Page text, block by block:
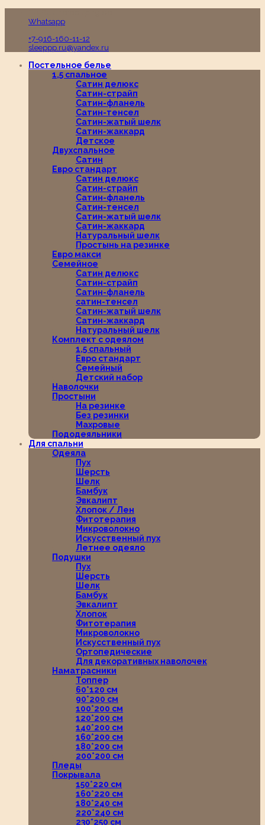
Whatsapp
+7-916-160-11-12
sleeppp.ru@yandex.ru
Постельное белье
1,5 спальное
Сатин делюкс
Сатин-страйп
Сатин-фланель
Сатин-тенсел
Сатин-жатый шелк
Сатин-жаккард
Детское
Двухспальное
Сатин
Евро стандарт
Сатин делюкс
Сатин-страйп
Сатин-фланель
Сатин-тенсел
Сатин-жатый шелк
Сатин-жаккард
Натуральный шелк
Простынь на резинке
Евро макси
Семейное
Сатин делюкс
Сатин-страйп
Сатин-фланель
сатин-тенсел
Сатин-жатый шелк
Сатин-жаккард
Натуральный шелк
Комплект с одеялом
1,5 спальный
Евро стандарт
Семейный
Детский набор
Наволочки
Простыни
На резинке
Без резинки
Махровые
Пододеяльники
Для спальни
Одеяла
Пух
Шерсть
Шелк
Бамбук
Эвкалипт
Хлопок / Лен
Фитотерапия
Микроволокно
Искусственный пух
Летнее одеяло
Подушки
Пух
Шерсть
Шелк
Бамбук
Эвкалипт
Хлопок
Фитотерапия
Микроволокно
Искусственный пух
Ортопедические
Для декоративных наволочек
Наматрасники
Топпер
60*120 см
90*200 см
100*200 см
120*200 см
140*200 см
160*200 см
180*200 см
200*200 см
Пледы
Покрывала
150*220 см
160*220 см
180*240 см
220*240 см
230*250 см